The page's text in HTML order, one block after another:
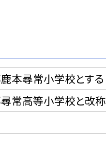
本尋常小学校とする
常高等小学校と改称